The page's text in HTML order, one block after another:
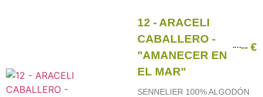
12 - ARACELI
CABALLERO -
"AMANECER EN
EL MAR"
-- €
SENNELIER 100% ALGODÓN